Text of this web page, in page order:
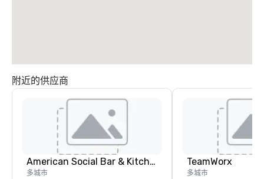
附近的供应商
American Social Bar & Kitchen
多城市
TeamWorx
多城市